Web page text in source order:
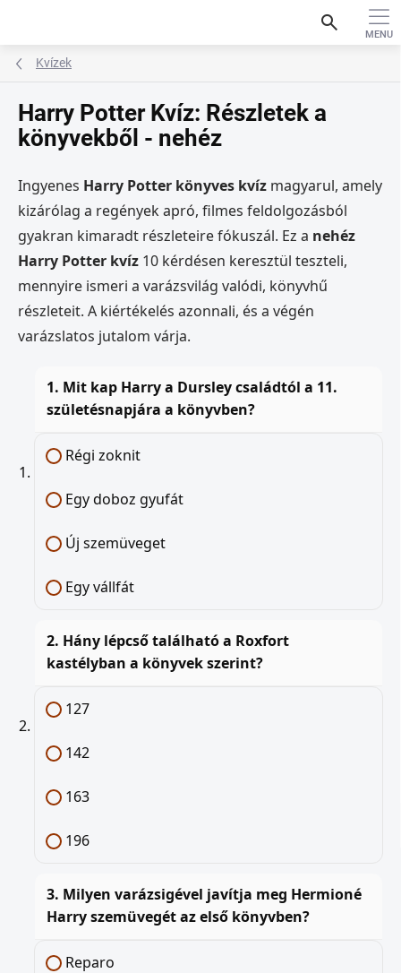
tartalomhoz
search
Kvízek
Harry Potter Kvíz: Részletek a
könyvekből - nehéz
Ingyenes Harry Potter könyves kvíz magyarul, amely
kizárólag a regények apró, filmes feldolgozásból
gyakran kimaradt részleteire fókuszál. Ez a nehéz
Harry Potter kvíz 10 kérdésen keresztül teszteli,
mennyire ismeri a varázsvilág valódi, könyvhű
részleteit. A kiértékelés azonnali, és a végén
varázslatos jutalom várja.
1. Mit kap Harry a Dursley családtól a 11.
születésnapjára a könyvben?
Régi zoknit
Egy doboz gyufát
Új szemüveget
Egy vállfát
2. Hány lépcső található a Roxfort
kastélyban a könyvek szerint?
127
142
163
196
3. Milyen varázsigével javítja meg Hermioné
Harry szemüvegét az első könyvben?
Reparo